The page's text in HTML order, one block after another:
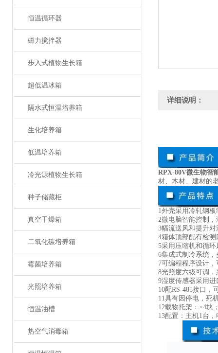
恒温循环器
磁力搅拌器
步入式植物生长箱
超低温冰箱
隔水式恒温培养箱
生化培养箱
低温培养箱
冷光源植物生长箱
种子储藏柜
真空干燥箱
二氧化碳培养箱
霉菌培养箱
光照培养箱
恒温油槽
热空气消毒箱
详细说明：
RPX-80V微生物智
材、木材、建材的
1外壳采用冷轧钢
2微电脑智能控制
3幅流送风和提升
4箱体顶部配有检测
5采用压缩机和循
6集成式制冷系统
7可编程程序设计
8光照度六级可调
9湿度传感器采用
10配RS-485接口，
11具有因停电，死
12载物托架：≥4块
13配置：主机1台